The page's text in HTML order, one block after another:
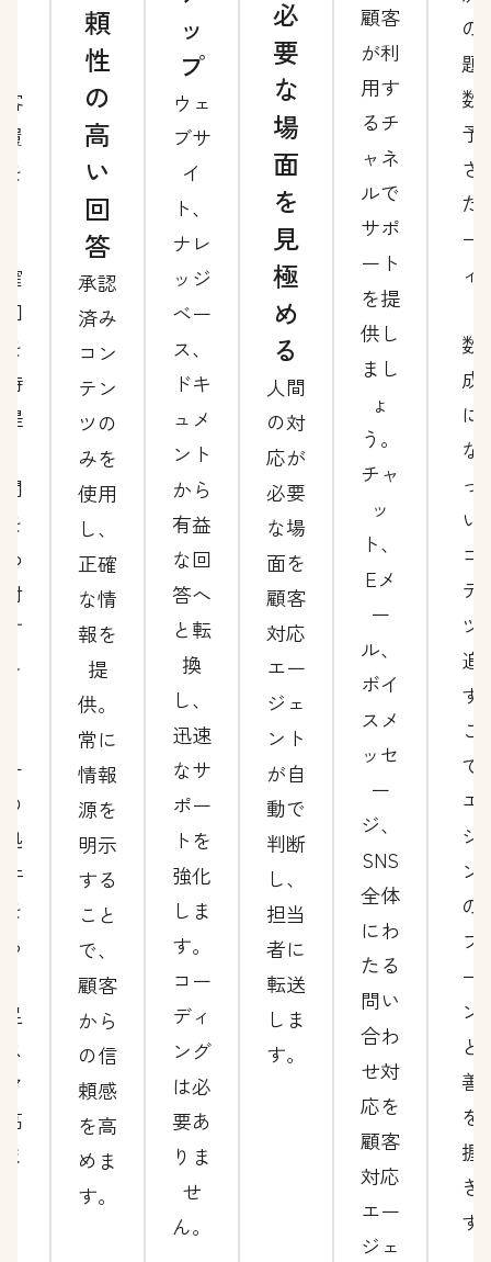
頼
性
の
高
い
回
答
承認
済み
コン
テン
ツの
みを
使用
し、
正確
な情
報を
提
供。
常に
情報
源を
明示
する
こと
で、
顧客
から
の信
頼感
を高
めま
す。
ッ
プ
ウェ
ブサ
イ
ト、
ナレ
ッジ
ベー
ス、
ドキ
ュメ
ント
から
有益
な回
答へ
と転
換
し、
迅速
なサ
ポー
トを
強化
しま
す。
コー
ディ
ング
は必
要あ
りま
せ
ん。
必
要
な
場
面
を
見
極
め
る
人間
の対
応が
必要
な場
面を
顧客
対応
エー
ジェ
ント
が自
動で
判断
し、
担当
者に
転送
しま
す。
顧客
が利
用す
るチ
ャネ
ルで
サポ
ート
を提
供し
まし
ょ
う。
チャ
ッ
ト、
Eメ
ー
ル、
ボイ
スメ
ッセ
ー
ジ、
SNS
全体
にわ
たる
問い
合わ
せ対
応を
顧客
対応
エー
ジェ
の
題
数
予
さ
た
ー
ィ
数
成
に
な
っ
い
コ
テ
ツ
追
す
こ
で
エ
ジ
ン
の
フ
ー
ン
と
善
を
握
き
す